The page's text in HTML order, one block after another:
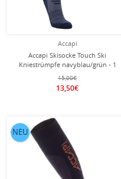
Accapi
Accapi Skisocke Touch Ski
Kniestrümpfe navyblau/grün - 1
Paar
15,00€
13,50€
NEU